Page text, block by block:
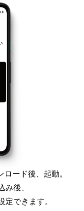
ロード後、起動。
み後、
定できます。